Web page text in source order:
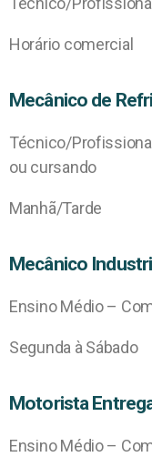
Horário comercial
Mecânico de
Técnico/
ou cursando
Manhã/Tarde
Mecânico
Ensino Médio –
Segunda à Sábado
Motorista
Ensino Médio –